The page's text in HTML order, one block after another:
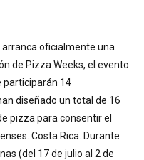
oficialmente una
de Pizza Weeks, el evento
participarán 14
diseñado un total de 16
pizza para consentir el
Costa Rica. Durante
(del 17 de julio al 2 de